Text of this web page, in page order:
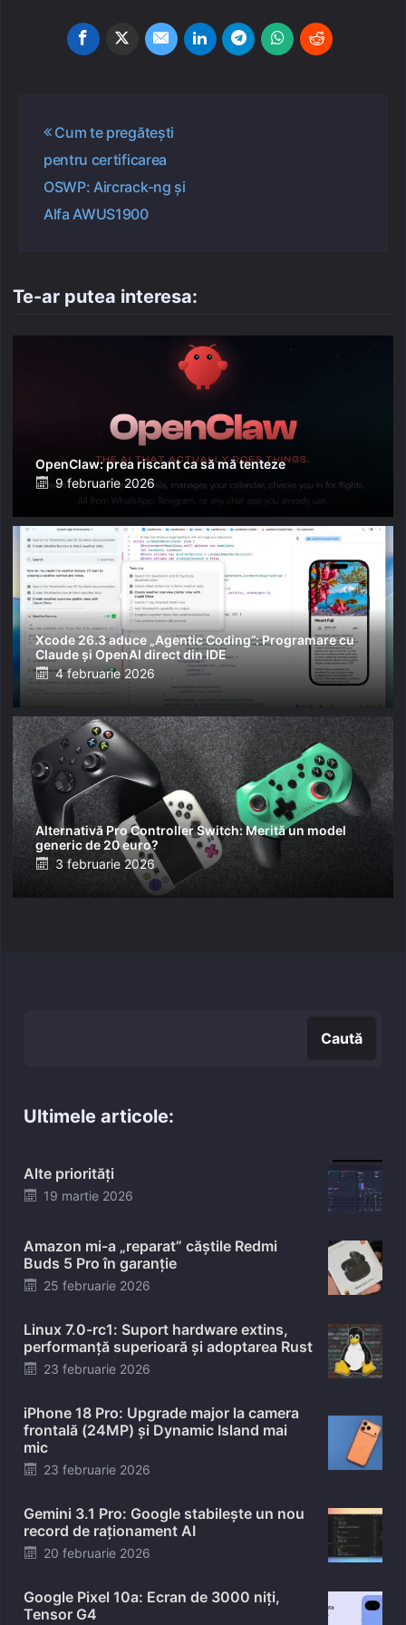
Navigare
articole
Cum te pregătești
pentru certificarea
OSWP: Aircrack-ng și
Alfa AWUS1900
Te-ar putea interesa:
OpenClaw: prea riscant ca să mă tenteze
Posted
9 februarie 2026
Xcode 26.3 aduce „Agentic Coding”: Programare cu
Claude și OpenAI direct din IDE
Posted
4 februarie 2026
Alternativă Pro Controller Switch: Merită un model
generic de 20 euro?
Posted
3 februarie 2026
Caută
Ultimele articole:
Alte priorități
Posted
19 martie 2026
Amazon mi-a „reparat” căștile Redmi
Buds 5 Pro în garanție
Posted
25 februarie 2026
Linux 7.0-rc1: Suport hardware extins,
performanță superioară și adoptarea Rust
Posted
23 februarie 2026
iPhone 18 Pro: Upgrade major la camera
frontală (24MP) și Dynamic Island mai
mic
Posted
23 februarie 2026
Gemini 3.1 Pro: Google stabilește un nou
record de raționament AI
Posted
20 februarie 2026
Google Pixel 10a: Ecran de 3000 niți,
Tensor G4